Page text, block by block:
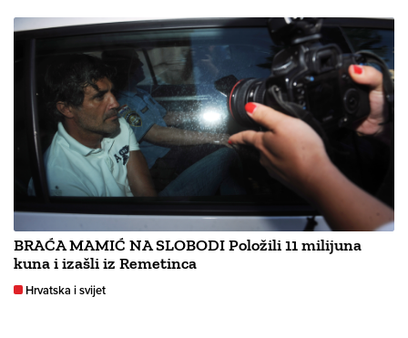
BRAĆA MAMIĆ NA SLOBODI Položili 11 milijuna
kuna i izašli iz Remetinca
Hrvatska i svijet